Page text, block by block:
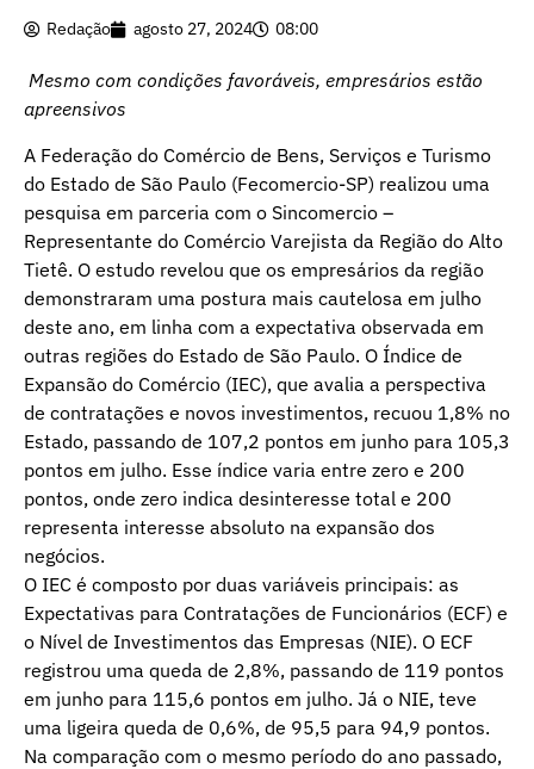
Redação agosto 27, 2024 08:00
Mesmo com condições favoráveis, empresários estão
apreensivos
A Federação do Comércio de Bens, Serviços e Turismo
do Estado de São Paulo (Fecomercio-SP) realizou uma
pesquisa em parceria com o Sincomercio –
Representante do Comércio Varejista da Região do Alto
Tietê. O estudo revelou que os empresários da região
demonstraram uma postura mais cautelosa em julho
deste ano, em linha com a expectativa observada em
outras regiões do Estado de São Paulo. O Índice de
Expansão do Comércio (IEC), que avalia a perspectiva
de contratações e novos investimentos, recuou 1,8% no
Estado, passando de 107,2 pontos em junho para 105,3
pontos em julho. Esse índice varia entre zero e 200
pontos, onde zero indica desinteresse total e 200
representa interesse absoluto na expansão dos
negócios.
O IEC é composto por duas variáveis principais: as
Expectativas para Contratações de Funcionários (ECF) e
o Nível de Investimentos das Empresas (NIE). O ECF
registrou uma queda de 2,8%, passando de 119 pontos
em junho para 115,6 pontos em julho. Já o NIE, teve
uma ligeira queda de 0,6%, de 95,5 para 94,9 pontos.
Na comparação com o mesmo período do ano passado,